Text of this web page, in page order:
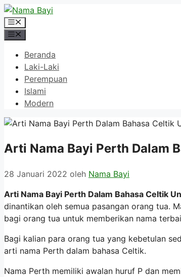
Langsung
ke
isi
Menu
Beranda
Laki-Laki
Perempuan
Islami
Modern
Arti Nama Bayi Perth Dalam
28 Januari 2022 oleh Nama Bayi
Arti Nama Bayi Perth Dalam Bahasa Celtik
dinantikan oleh semua pasangan orang tua.
bagi orang tua untuk memberikan nama
Bagi kalian para orang tua yang kebetulan
arti nama Perth dalam bahasa Celtik.
Nama Perth memiliki awalan huruf P dan